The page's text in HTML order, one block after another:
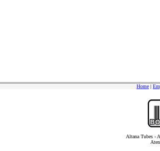
Home |
Altana Tubes -